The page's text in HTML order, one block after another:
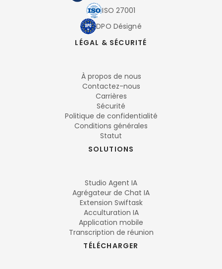
ISO 27001
DPO Désigné
LÉGAL & SÉCURITÉ
À propos de nous
Contactez-nous
Carrières
Sécurité
Politique de confidentialité
Conditions générales
Statut
SOLUTIONS
Studio Agent IA
Agrégateur de Chat IA
Extension Swiftask
Acculturation IA
Application mobile
Transcription de réunion
TÉLÉCHARGER